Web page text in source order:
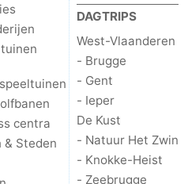
centra
& Steden
DAGTRIPS
West-Vlaanderen
- Brugge
- Gent
- Ieper
De Kust
- Natuur Het Zwin
- Knokke-Heist
- Zeebrugge